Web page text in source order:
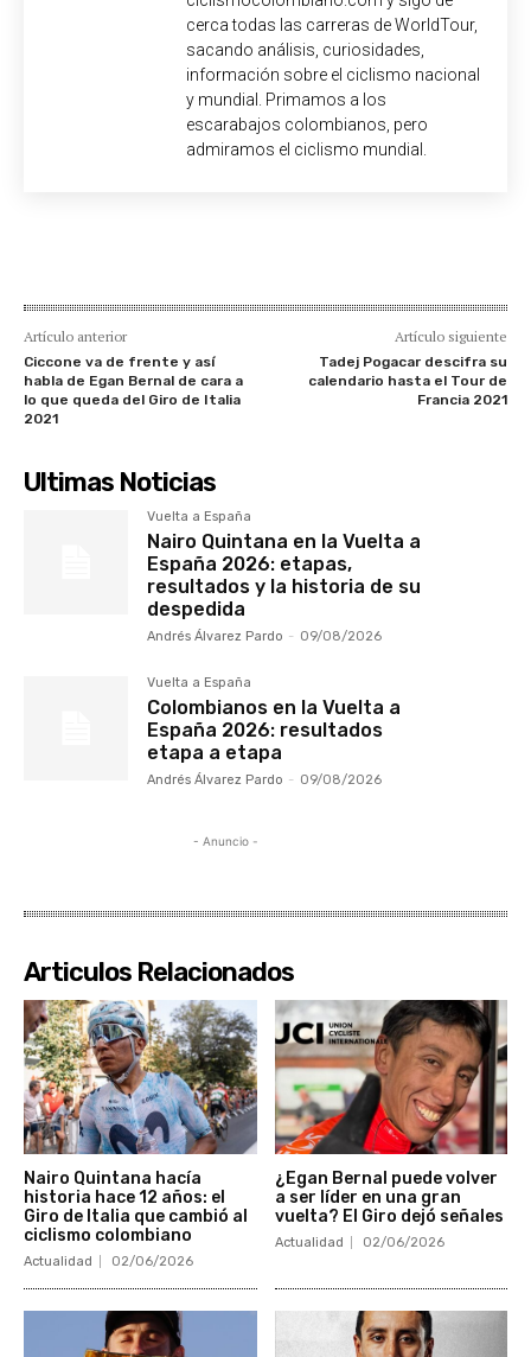
cerca todas las carreras de WorldTour,
sacando análisis, curiosidades,
información sobre el ciclismo nacional
y mundial. Primamos a los
escarabajos colombianos, pero
admiramos el ciclismo mundial.
Artículo anterior
Ciccone va de frente y así
habla de Egan Bernal de cara a
lo que queda del Giro de Italia
2021
Artículo siguiente
Tadej Pogacar descifra su
calendario hasta el Tour de
Francia 2021
Ultimas Noticias
Vuelta a España
Nairo Quintana en la Vuelta a
España 2026: etapas,
resultados y la historia de su
despedida
Andrés Álvarez Pardo - 09/08/2026
Vuelta a España
Colombianos en la Vuelta a
España 2026: resultados
etapa a etapa
Andrés Álvarez Pardo - 09/08/2026
- Anuncio -
Articulos Relacionados
Nairo Quintana hacía
historia hace 12 años: el
Giro de Italia que cambió al
ciclismo colombiano
Actualidad 02/06/2026
¿Egan Bernal puede volver
a ser líder en una gran
vuelta? El Giro dejó señales
Actualidad 02/06/2026